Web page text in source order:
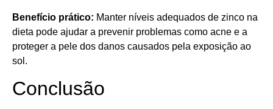
Benefício prático: Manter níveis adequados de zinco na
dieta pode ajudar a prevenir problemas como acne e a
proteger a pele dos danos causados pela exposição ao
sol.
Conclusão